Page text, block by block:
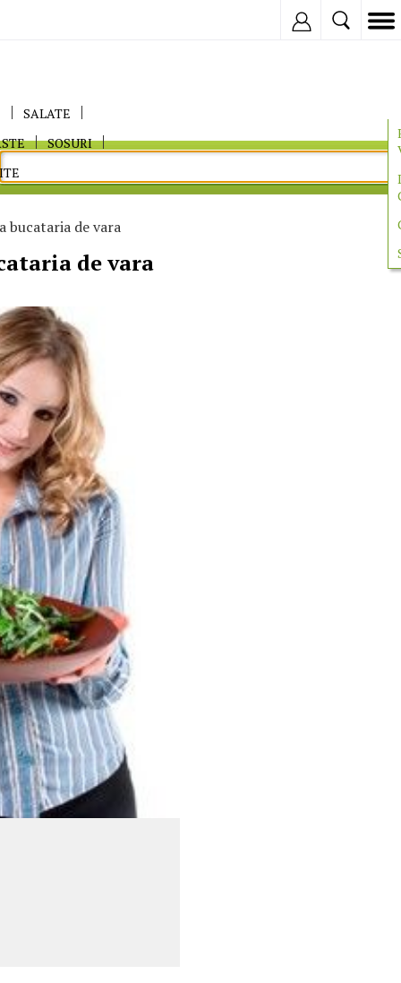
SALATE
SOSURI
bucataria de vara
de vara